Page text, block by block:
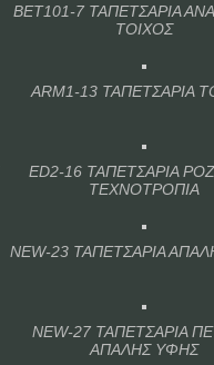
BET101-7 ΤΑΠΕΤΣΑΡΙΑ
ΤΟΙΧΟΣ
ARM1-13 ΤΑΠΕΤΣΑΡΙΑ
ED2-16 ΤΑΠΕΤΣΑΡΙΑ
ΤΕΧΝΟΤΡΟΠΙΑ
NEW-23 ΤΑΠΕΤΣΑΡΙΑ
NEW-27 ΤΑΠΕΤΣΑΡΙΑ
ΑΠΑΛΗΣ ΥΦΗΣ